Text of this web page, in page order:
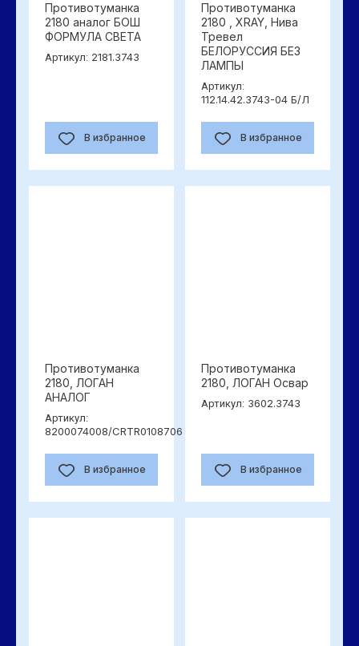
Противотуманка
2180 аналог БОШ
ФОРМУЛА СВЕТА
Артикул: 2181.3743
В избранное
Противотуманка
2180 , ХRAY, Нива
Тревел
БЕЛОРУССИЯ БЕЗ
ЛАМПЫ
Артикул:
112.14.42.3743-04 Б/Л
В избранное
Противотуманка
2180, ЛОГАН
АНАЛОГ
Артикул:
8200074008/CRTR0108706
В избранное
Противотуманка
2180, ЛОГАН Освар
Артикул: 3602.3743
В избранное